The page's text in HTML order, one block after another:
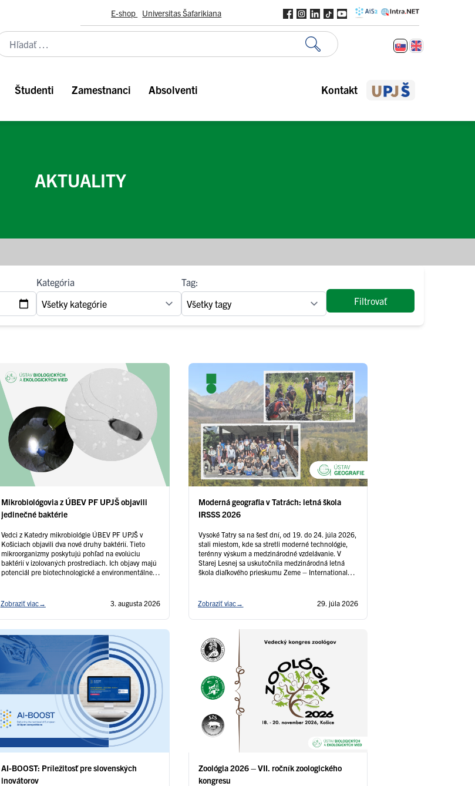
E-shop Universitas Šafarikiana
Študenti Zamestnanci Absolventi Kontakt
AKTUALITY
Kategória
Tag:
Filtrovať
Mikrobiológovia z ÚBEV PF UPJŠ objavili
jedinečné baktérie
Vedci z Katedry mikrobiológie ÚBEV PF UPJŠ v
Košiciach objavili dva nové druhy baktérií. Tieto
mikroorganizmy poskytujú pohľad na evolúciu
baktérií v izolovaných prostrediach. Ich objavy majú
potenciál pre biotechnologické a environmentálne
Zobraziť viac→ 3. augusta 2026
Moderná geografia v Tatrách: letná škola
IRSSS 2026
Vysoké Tatry sa na šesť dní, od 19. do 24. júla 2026,
stali miestom, kde sa stretli moderné technológie,
terénny výskum a medzinárodné vzdelávanie. V
Starej Lesnej sa uskutočnila medzinárodná letná
škola diaľkového prieskumu Zeme – International
Zobraziť viac→ 29. júla 2026
AI-BOOST: Príležitosť pre slovenských
inovátorov
Zoológia 2026 – VII. ročník zoologického
kongresu